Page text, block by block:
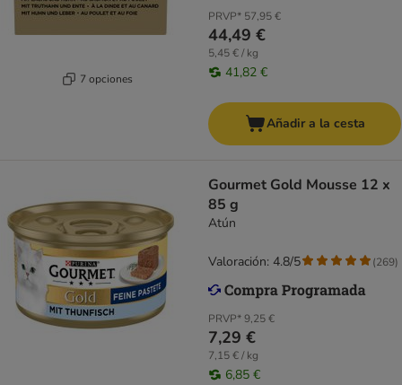
7 opciones
PRVP* 57,95 €
44,49 €
5,45 € / kg
41,82 €
Añadir a la cesta
Gourmet Gold Mousse 12 x
85 g
Atún
PRVP*9,25 €
7,29 €
7,15 € / kg
6,85 €
Valoración: 4.8/5 (269)